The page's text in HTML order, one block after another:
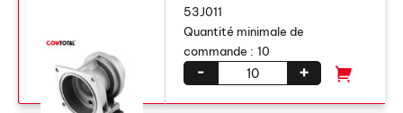
53J011
Quantité minimale de
commande : 10
+
-